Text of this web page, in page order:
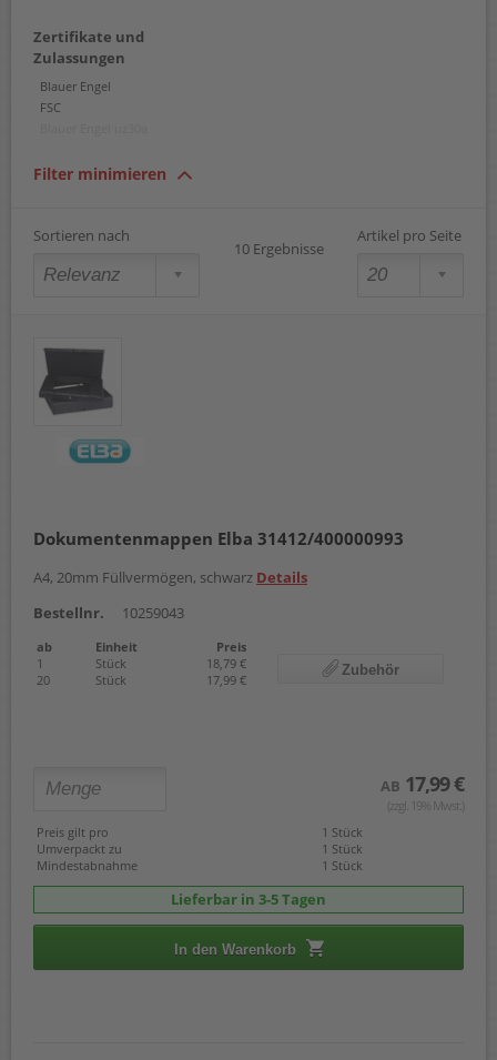
Zertifikate und
Zulassungen
Blauer Engel
FSC
Filter minimieren
Sortieren nach
10 Ergebnisse
Artikel pro Seite
Dokumentenmappen Elba 31412/400000993
A4, 20mm Füllvermögen, schwarz Details
Bestellnr.
10259043
ab Einheit
Preis
1
Stück
18,79 €
20
Stück 17,99 €
Zubehör
AB 17,99 €
(zzgl. 19% Mwst.)
Preis gilt pro
1 Stück
Umverpackt zu
1 Stück
Mindestabnahme
1 Stück
Lieferbar in 3-5 Tagen
In den Warenkorb